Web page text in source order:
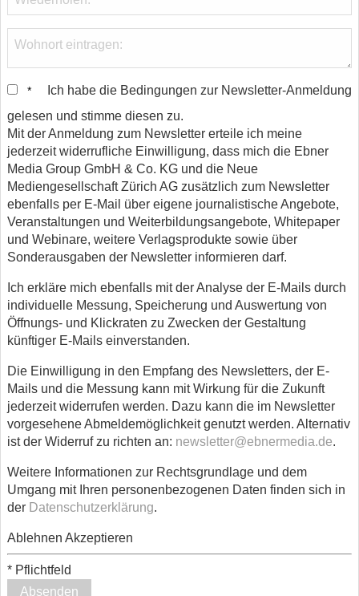
*
Ich habe die Bedingungen zur Newsletter-Anmeldung
gelesen und stimme diesen zu.
Mit der Anmeldung zum Newsletter erteile ich meine
jederzeit widerrufliche Einwilligung, dass mich die Ebner
Media Group GmbH & Co. KG und die Neue
Mediengesellschaft Zürich AG zusätzlich zum Newsletter
ebenfalls per E-Mail über eigene journalistische Angebote,
Veranstaltungen und Weiterbildungsangebote, Whitepaper
und Webinare, weitere Verlagsprodukte sowie über
Sonderausgaben der Newsletter informieren darf.
Ich erkläre mich ebenfalls mit der Analyse der E-Mails durch
individuelle Messung, Speicherung und Auswertung von
Öffnungs- und Klickraten zu Zwecken der Gestaltung
künftiger E-Mails einverstanden.
Die Einwilligung in den Empfang des Newsletters, der E-
Mails und die Messung kann mit Wirkung für die Zukunft
jederzeit widerrufen werden. Dazu kann die im Newsletter
vorgesehene Abmeldemöglichkeit genutzt werden. Alternativ
ist der Widerruf zu richten an: newsletter@ebnermedia.de.
Weitere Informationen zur Rechtsgrundlage und dem
Umgang mit Ihren personenbezogenen Daten finden sich in
der Datenschutzerklärung.
Ablehnen Akzeptieren
* Pflichtfeld
Absenden